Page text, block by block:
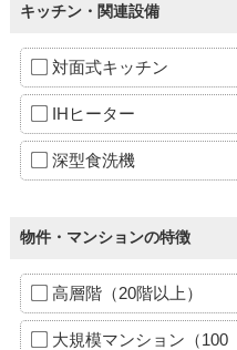
キッチン・関連設備
対面式キッチン
IHヒーター
深型食洗機
物件・マンションの特徴
高層階（20階以上）
大規模マンション（100